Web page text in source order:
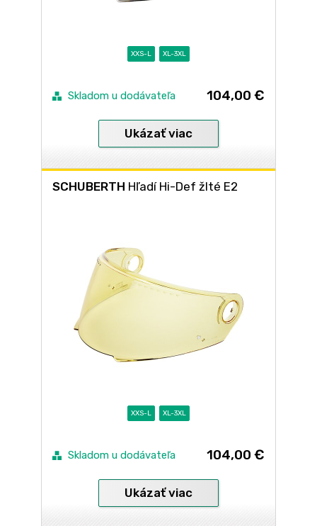
XXS-L XL-3XL
Skladom u dodávateľa 104,00 €
Ukázať viac
SCHUBERTH Hľadí Hi-Def žlté E2
XXS-L XL-3XL
Skladom u dodávateľa 104,00 €
Ukázať viac